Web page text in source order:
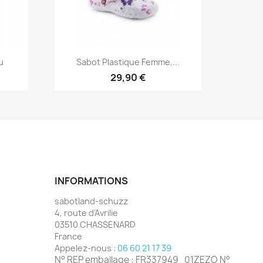
Aperçu rapide
Sabot Plastique Femme,...
29,90 €
INFORMATIONS
sabotland-schuzz
4, route d'Avrilie
03510 CHASSENARD
France
Appelez-nous : 06 60 21 17 39
N° REP emballage : FR337949_01ZEZO N°